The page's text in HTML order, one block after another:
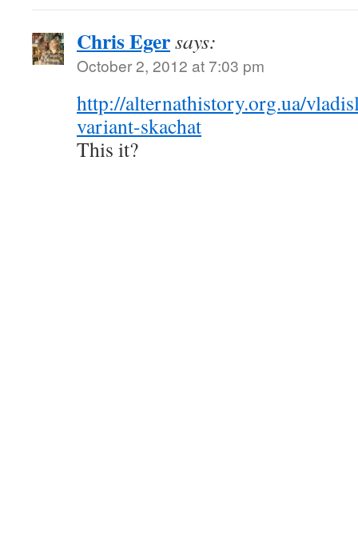
Chris Egersays:
October 2, 2012 at 7:03 pm
http://alternathistory.org.ua/
variant-skachat
This it?